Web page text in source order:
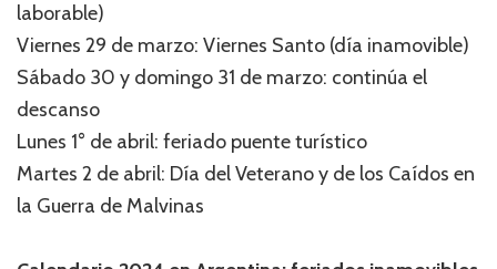
laborable)
Viernes 29 de marzo: Viernes Santo (día inamovible)
Sábado 30 y domingo 31 de marzo: continúa el
descanso
Lunes 1° de abril: feriado puente turístico
Martes 2 de abril: Día del Veterano y de los Caídos en
la Guerra de Malvinas